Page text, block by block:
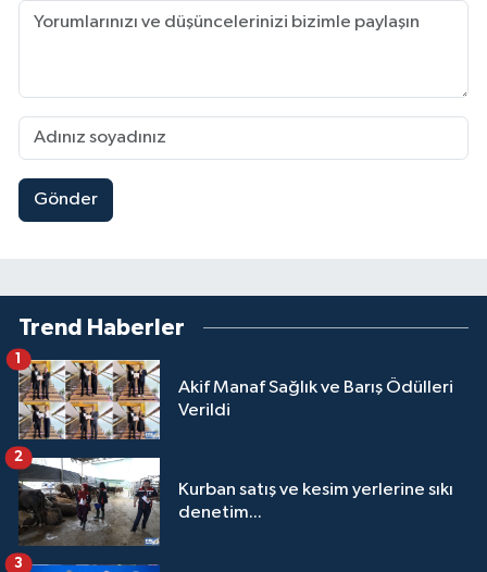
Gönder
Trend Haberler
Akif Manaf Sağlık ve Barış Ödülleri
Verildi
1
Kurban satış ve kesim yerlerine sıkı
denetim...
2
3